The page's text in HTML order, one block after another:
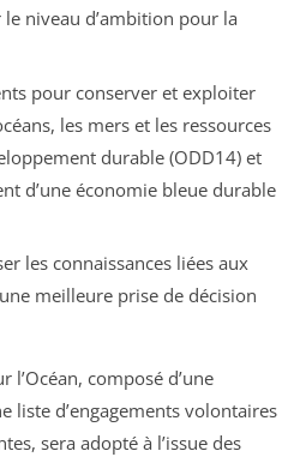
le niveau d’ambition pour la
pour conserver et exploiter
les mers et les ressources
durable (ODD14) et
d’une économie bleue durable
les connaissances liées aux
meilleure prise de décision
l’Océan, composé d’une
liste d’engagements volontaires
sera adopté à l’issue des